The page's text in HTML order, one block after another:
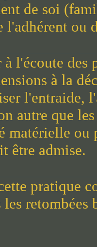
de soi
l'adhérent ou
à l'écoute des
à la
l'entraide,
autre que
matérielle ou
être admise.
pratique